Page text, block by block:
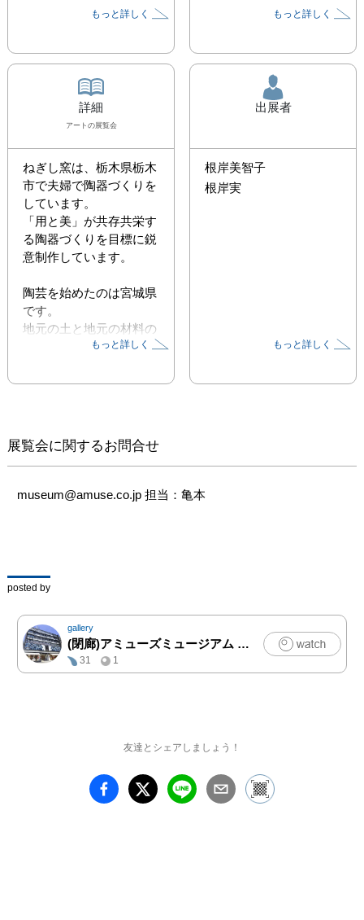
もっと詳しく もっと詳しく
詳細
アート の展覧会
ねぎし窯は、栃木県栃木
市で夫婦で陶器づくりを
しています。
「用と美」が共存共栄す
る陶器づくりを目標に鋭
意制作しています。
陶芸を始めたのは宮城県
です。
地元の土と地元の材料の
釉薬にこだわった陶器づ
しかし、東日本大震災に
方は、地元の材料を使う
益子の土を使ってふだん
使いの器を中心に制作し
ております。
今回は皿、マグカップ、
小鉢など日常の生活に必
もっと詳しく
出展者
根岸美智子
根岸実
もっと詳しく
展覧会に関するお問合せ
museum@amuse.co.jp 担当：亀本
posted by
gallery
(閉廊)アミューズミュージアム 2F手仕事のギャラリー&マーケット
31 1
友達とシェアしましょう！